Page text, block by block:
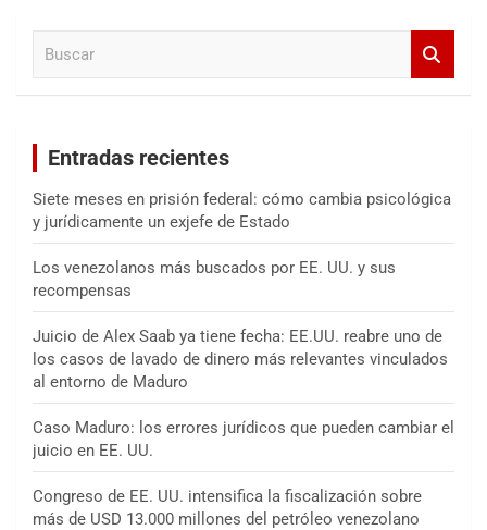
Entradas recientes
Siete meses en prisión federal: cómo cambia psicológica
y jurídicamente un exjefe de Estado
Los venezolanos más buscados por EE. UU. y sus
recompensas
Juicio de Alex Saab ya tiene fecha: EE.UU. reabre uno de
los casos de lavado de dinero más relevantes vinculados
al entorno de Maduro
Caso Maduro: los errores jurídicos que pueden cambiar el
juicio en EE. UU.
Congreso de EE. UU. intensifica la fiscalización sobre
más de USD 13.000 millones del petróleo venezolano